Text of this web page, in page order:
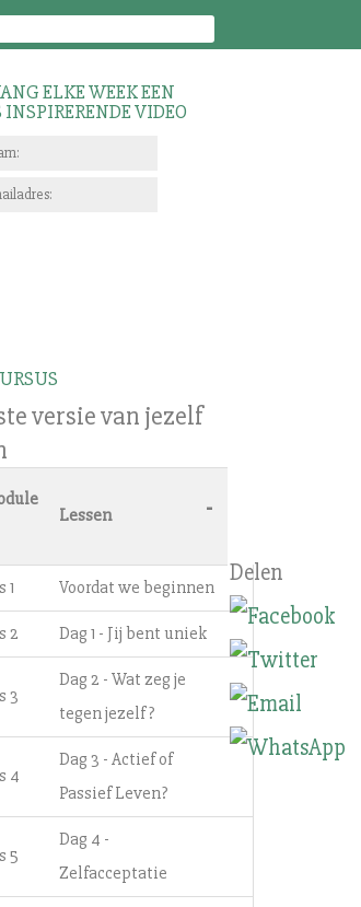
ELKE WEEK EEN
INSPIRERENDE VIDEO
versie van jezelf
Lessen -
1 Voordat we beginnen
2 Dag 1 - Jij bent uniek
3
Dag 2 - Wat zeg je
tegen jezelf?
4
Dag 3 - Actief of
Passief Leven?
5
Dag 4 -
Zelfacceptatie